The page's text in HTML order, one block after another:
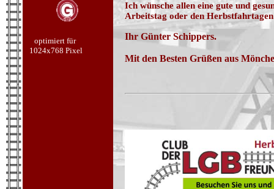
optimiert für
1024x768 Pixel
Ich wünsche allen eine gute und
Arbeitstag oder den
Ihr Günter Schippers.
Mit den Besten Grüßen aus